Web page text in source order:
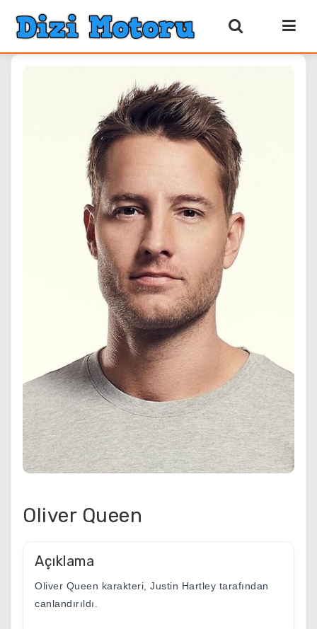
Oliver Queen
Açıklama
Oliver Queen karakteri, Justin Hartley tarafından
canlandırıldı.